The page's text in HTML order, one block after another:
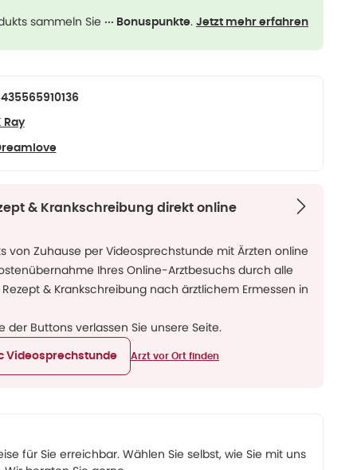
sammeln Sie ··· Bonuspunkte. Jetzt mehr erfahren
Ray
& Krankschreibung direkt online
von Zuhause per Videosprechstunde mit Ärzten online
Ihres Online-Arztbesuchs durch alle
Rezept & Krankschreibung nach ärztlichem Ermessen in
der Buttons verlassen Sie unsere Seite.
Videosprechstunde Arzt vor Ort finden
für Sie erreichbar. Wählen Sie selbst, wie Sie mit uns